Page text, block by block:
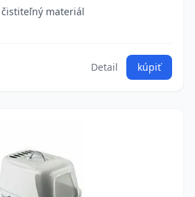
materiál
Detail kúpiť